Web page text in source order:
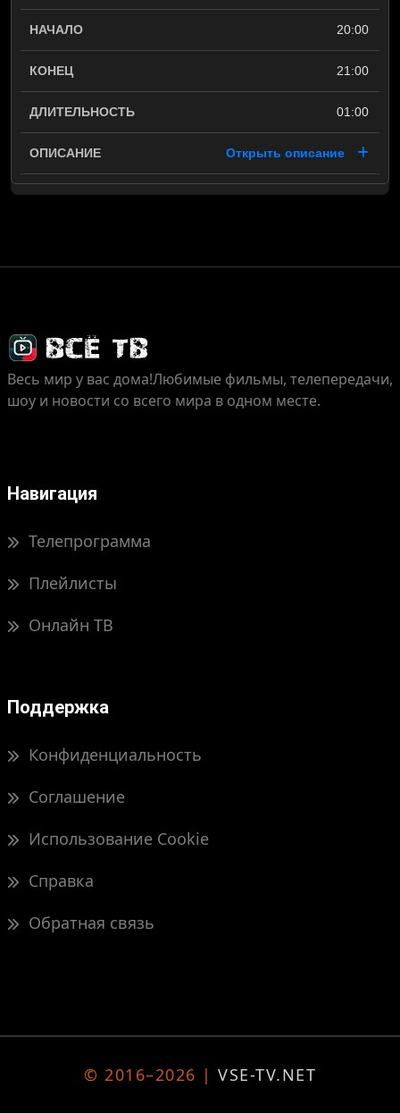
20:00
21:00
01:00
Открыть описание
Весь мир у вас дома!Любимые фильмы, телепередачи,
шоу и новости со всего мира в одном месте.
Навигация
Телепрограмма
Плейлисты
Онлайн ТВ
Поддержка
Конфиденциальность
Соглашение
Использование Cookie
Справка
Обратная связь
© 2016–2026 | VSE-TV.NET